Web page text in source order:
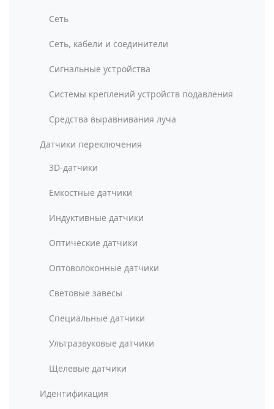
Сеть
Сеть, кабели и соединители
Сигнальные устройства
Системы креплений устройств подавления
Средства выравнивания луча
Датчики переключения
3D-датчики
Емкостные датчики
Индуктивные датчики
Оптические датчики
Оптоволоконные датчики
Световые завесы
Специальные датчики
Ультразвуковые датчики
Щелевые датчики
Идентификация